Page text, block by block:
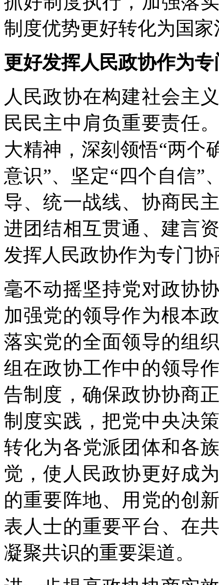
制度优势更好转化为国
更好发挥人民政协作为
人民政协在构建社会主
民民主中肩负重要责任
大精神，深刻领悟“两个
意识”、坚定“四个自信”
导、统一战线、协商民
进团结相互贯通、建言
发挥人民政协作为专门
毫不动摇坚持党对政协
加强党的领导作为根本
落实党的全面领导的组
组在政协工作中的领导
告制度，确保政协协商
制度实践，把党中央决
转化为各党派团体和各
觉，使人民政协更好成
的重要阵地、用党的创
表人士的重要平台、在
凝聚共识的重要渠道。